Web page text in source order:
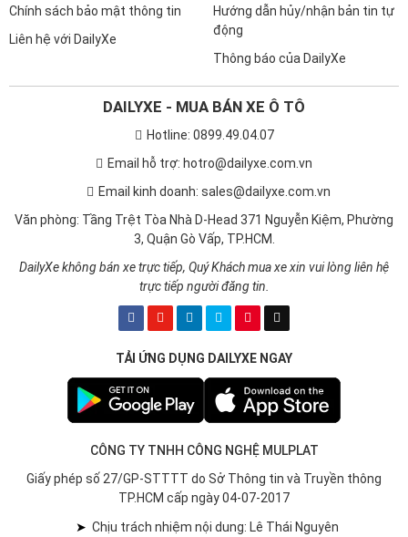
Chính sách bảo mật thông tin
Liên hệ với DailyXe
Hướng dẫn hủy/nhận bản tin tự
động
Thông báo của DailyXe
DAILYXE - MUA BÁN XE Ô TÔ
Hotline: 0899.49.04.07
Email hỗ trợ: hotro@dailyxe.com.vn
Email kinh doanh: sales@dailyxe.com.vn
Văn phòng: Tầng Trệt Tòa Nhà D-Head 371 Nguyễn Kiệm, Phường
3, Quận Gò Vấp, TP.HCM.
DailyXe không bán xe trực tiếp, Quý Khách mua xe xin vui lòng liên hệ
trực tiếp người đăng tin.
TẢI ỨNG DỤNG DAILYXE NGAY
CÔNG TY TNHH CÔNG NGHỆ MULPLAT
Giấy phép số 27/GP-STTTT do Sở Thông tin và Truyền thông
TP.HCM cấp ngày 04-07-2017
➤ Chịu trách nhiệm nội dung: Lê Thái Nguyên